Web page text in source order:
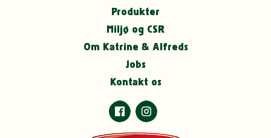
Produkter
Miljø og CSR
Om Katrine & Alfreds
Jobs
Kontakt os